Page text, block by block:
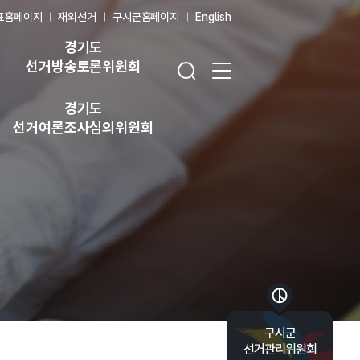
홈페이지 재외선거 구시군홈페이지 English
경기도
선거방송토론위원회
경기도
선거여론조사심의위원회
구시군
선거관리위원회
바로가기 목록 열기